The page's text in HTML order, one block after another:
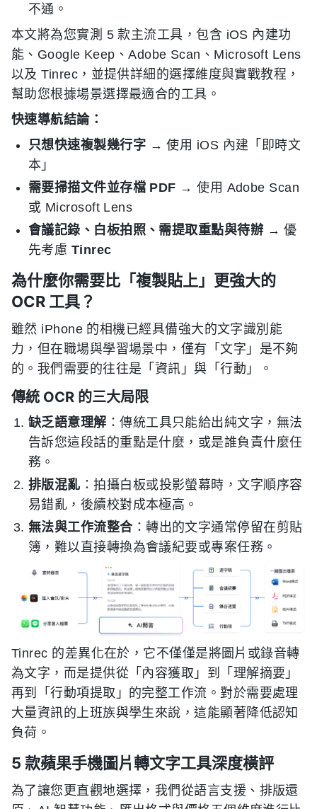
不通。
本文將為您實測 5 款主流工具，包含 iOS 內建功
能、Google Keep、Adobe Scan、Microsoft Lens
以及 Tinrec，並提供詳細的選擇維度與實戰教程，
幫助您根據場景選擇最適合的工具。
快速導航結論：
只想快速複製幾行字 → 使用 iOS 內建「即時文
本」
需要掃描文件並存檔 PDF → 使用 Adobe Scan
或 Microsoft Lens
會議記錄、白板拍照、需提取重點與待辦 → 優
先考慮 Tinrec
為什麼你需要比「複製貼上」更強大的
OCR 工具？
雖然 iPhone 的相機已經具備強大的文字識別能
力，但在職場與學習場景中，僅有「文字」是不夠
的。我們需要的往往是「資訊」與「行動」。
傳統 OCR 的三大局限
缺乏語意理解 ：傳統工具只能給出純文字，無法
告訴您這段話的重點是什麼，或是誰負責什麼任
務。
排版混亂 ：拍攝白板或投影螢幕時，文字順序容
易錯亂，後續校對成本極高。
無法與工作流整合：轉出的文字通常停留在剪貼
簿，難以直接轉換為會議紀要或專案任務。
Tinrec 的差異化在於，它不僅僅是將圖片或錄音轉
為文字，而是提供從「內容獲取」到「理解摘要」
再到「行動項提取」的完整工作流。對於需要處理
大量資訊的上班族與學生來說，這能顯著降低認知
負荷。
5 款蘋果手機圖片轉文字工具深度橫評
為了讓您更直觀地選擇，我們從語言支援、排版還